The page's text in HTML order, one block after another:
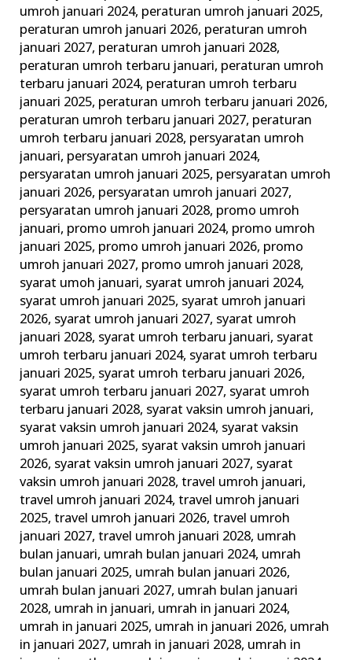
umroh januari 2024, peraturan umroh januari 2025,
peraturan umroh januari 2026, peraturan umroh
januari 2027, peraturan umroh januari 2028,
peraturan umroh terbaru januari, peraturan umroh
terbaru januari 2024, peraturan umroh terbaru
januari 2025, peraturan umroh terbaru januari 2026,
peraturan umroh terbaru januari 2027, peraturan
umroh terbaru januari 2028, persyaratan umroh
januari, persyaratan umroh januari 2024,
persyaratan umroh januari 2025, persyaratan umroh
januari 2026, persyaratan umroh januari 2027,
persyaratan umroh januari 2028, promo umroh
januari, promo umroh januari 2024, promo umroh
januari 2025, promo umroh januari 2026, promo
umroh januari 2027, promo umroh januari 2028,
syarat umoh januari, syarat umroh januari 2024,
syarat umroh januari 2025, syarat umroh januari
2026, syarat umroh januari 2027, syarat umroh
januari 2028, syarat umroh terbaru januari, syarat
umroh terbaru januari 2024, syarat umroh terbaru
januari 2025, syarat umroh terbaru januari 2026,
syarat umroh terbaru januari 2027, syarat umroh
terbaru januari 2028, syarat vaksin umroh januari,
syarat vaksin umroh januari 2024, syarat vaksin
umroh januari 2025, syarat vaksin umroh januari
2026, syarat vaksin umroh januari 2027, syarat
vaksin umroh januari 2028,travel umroh januari,
travel umroh januari 2024,travel umroh januari
2025,travel umroh januari 2026,travel umroh
januari 2027,travel umroh januari 2028, umrah
bulan januari, umrah bulan januari 2024, umrah
bulan januari 2025, umrah bulan januari 2026,
umrah bulan januari 2027, umrah bulan januari
2028, umrah in januari, umrah in januari 2024,
umrah in januari 2025, umrah in januari 2026, umrah
in januari 2027, umrah in januari 2028, umrah in